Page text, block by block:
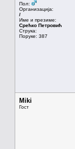
Пол:
Организација:
/
Име и презиме:
Срећко Петровић
Струка:
Поруке: 387
Miki
Гост